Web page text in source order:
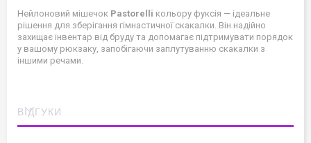
Нейлоновий мішечок Pastorelli кольору фуксія — ідеальне
рішення для зберігання гімнастичної скакалки. Він надійно
захищає інвентар від бруду та допомагає підтримувати порядок
у вашому рюкзаку, запобігаючи заплутуванню скакалки з
іншими речами.
ВІДГУКИ